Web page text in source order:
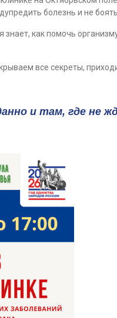
болезнь и не
как помочь
все секреты,
и там, где не